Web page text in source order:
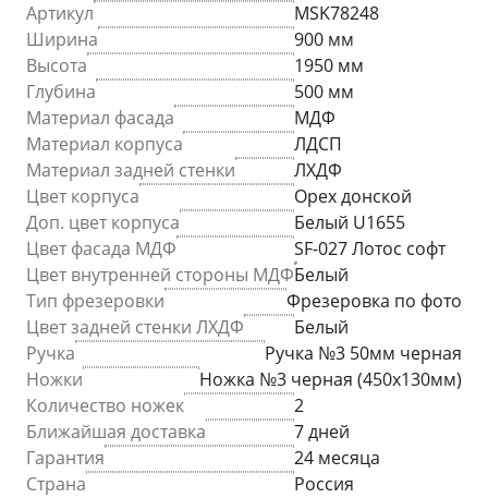
Артикул
MSK78248
Ширина
900 мм
Высота
1950 мм
Глубина
500 мм
Материал фасада
МДФ
Материал корпуса
ЛДСП
Материал задней стенки
ЛХДФ
Цвет корпуса
Орех донской
Доп. цвет корпуса
Белый U1655
Цвет фасада МДФ
SF-027 Лотос софт
Цвет внутренней стороны МДФБелый
Тип фрезеровки
Фрезеровка по фото
Цвет задней стенки ЛХДФ
Белый
Ручка
Ручка №3 50мм черная
Ножки
Ножка №3 черная (450х130мм)
Количество ножек
2
Ближайшая доставка
7 дней
Гарантия
24 месяца
Страна
Россия